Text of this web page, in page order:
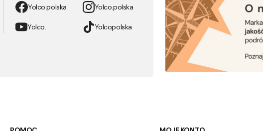
Yolco.polska Yolco.polska
Yolco. Yolcopolska